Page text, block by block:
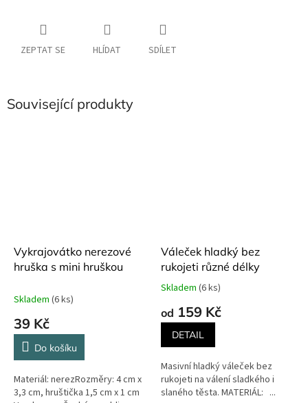
ZEPTAT SE HLÍDAT SDÍLET
Související produkty
Vykrajovátko nerezové
hruška s mini hruškou
Skladem (6 ks)
39 Kč
Do košíku
Materiál: nerezRozměry: 4 cm x
3,3 cm, hruštička 1,5 cm x 1 cm
Váleček hladký bez
rukojeti různé délky
Průměrné
produktu
5
hvězdiček.
Skladem (6 ks)
od 159 Kč
DETAIL
Masivní hladký váleček bez
rukojeti na válení sladkého i
slaného těsta. MATERIÁL: ...